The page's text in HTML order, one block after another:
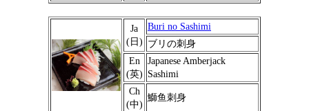
Ja
(日)
Buri no Sashimi
ブリの刺身
En
(英)
Japanese Amberjack
Sashimi
Ch
(中)
鰤鱼刺身